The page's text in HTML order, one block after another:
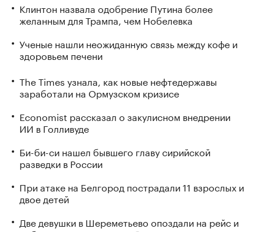
Клинтон назвала одобрение Путина более
желанным для Трампа, чем Нобелевка
Ученые нашли неожиданную связь между кофе и
здоровьем печени
The Times узнала, как новые нефтедержавы
заработали на Ормузском кризисе
Economist рассказал о закулисном внедрении
ИИ в Голливуде
Би-би-си нашел бывшего главу сирийской
разведки в России
При атаке на Белгород пострадали 11 взрослых и
двое детей
Две девушки в Шереметьево опоздали на рейс и